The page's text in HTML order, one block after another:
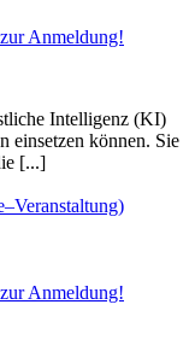
Anmeldung!
Intelligenz (KI)
einsetzen können. Sie
[...]
Anmeldung!